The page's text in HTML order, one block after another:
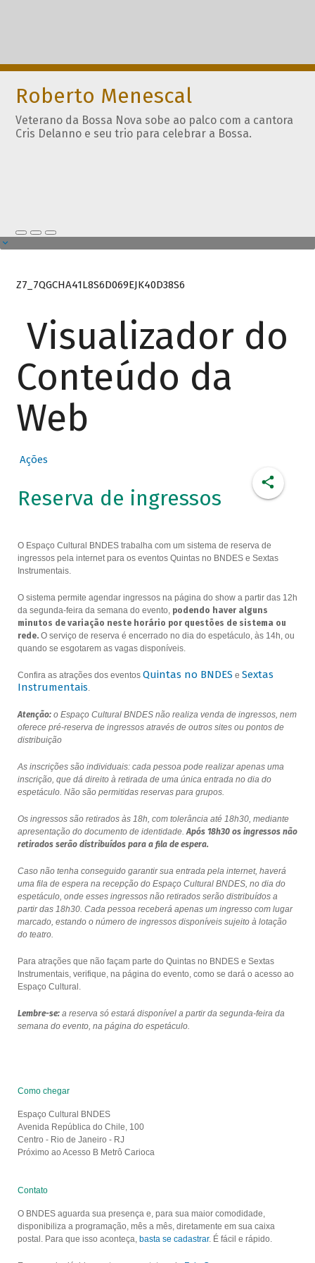
Roberto Menescal
Veterano da Bossa Nova sobe ao palco com a cantora
Cris Delanno e seu trio para celebrar a Bossa.
Z7_7QGCHA41L8S6D069EJK40D38S6
Visualizador do
Conteúdo da
Web
Ações
Reserva de ingressos
O Espaço Cultural BNDES trabalha com um sistema de reserva de
ingressos pela internet para os eventos Quintas no BNDES e Sextas
Instrumentais.
O sistema permite agendar ingressos na página do show a partir das 12h
da segunda-feira da semana do evento, podendo haver alguns
minutos de variação neste horário por questões de sistema ou
rede.O serviço de reserva é encerrado no dia do espetáculo, às 14h, ou
quando se esgotarem as vagas disponíveis.
Confira as atrações dos eventos Quintas no BNDES e Sextas
Instrumentais.
Atenção:o Espaço Cultural BNDES não realiza venda de ingressos, nem
oferece pré-reserva de ingressos através de outros sites ou pontos de
distribuição
As inscrições são individuais: cada pessoa pode realizar apenas uma
inscrição, que dá direito à retirada de uma única entrada no dia do
espetáculo. Não são permitidas reservas para grupos.
Os ingressos são retirados às 18h, com tolerância até 18h30, mediante
apresentação do documento de identidade.Após 18h30 os ingressos não
retirados serão distribuídos para a fila de espera.
Caso não tenha conseguido garantir sua entrada pela internet, haverá
uma fila de espera na recepção do Espaço Cultural BNDES, no dia do
espetáculo, onde esses ingressos não retirados serão distribuídos a
partir das 18h30. Cada pessoa receberá apenas um ingresso com lugar
marcado, estando o número de ingressos disponíveis sujeito à lotação
do teatro.
Para atrações que não façam parte do Quintas no BNDES e Sextas
Instrumentais, verifique, na página do evento, como se dará o acesso ao
Espaço Cultural.
Lembre-se:a reserva só estará disponível a partir da segunda-feira da
semana do evento, na página do espetáculo.
Como chegar
Espaço Cultural BNDES
Avenida República do Chile, 100
Centro - Rio de Janeiro - RJ
Próximo ao Acesso B Metrô Carioca
Contato
O BNDES aguarda sua presença e, para sua maior comodidade,
disponibiliza a programação, mês a mês, diretamente em sua caixa
postal. Para que isso aconteça, basta se cadastrar. É fácil e rápido.